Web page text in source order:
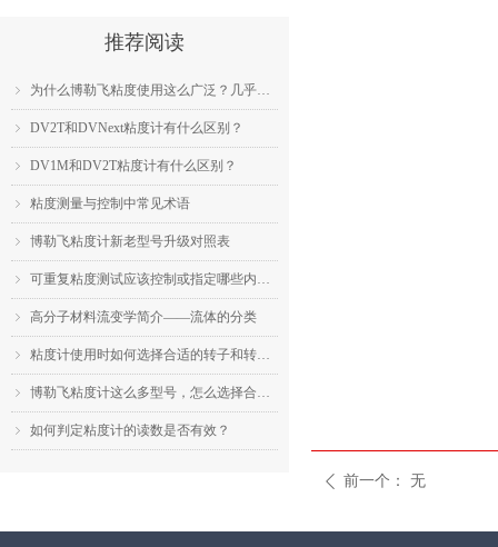
ꄴ 前一个： 无
ꁇ 为什么博勒飞粘度使用这么广泛？几乎成为了行业标准？
ꁇ DV2T和DVNext粘度计有什么区别？
ꁇ DV1M和DV2T粘度计有什么区别？
ꁇ 粘度测量与控制中常见术语
ꁇ 博勒飞粘度计新老型号升级对照表
ꁇ 可重复粘度测试应该控制或指定哪些内容？
ꁇ 高分子材料流变学简介——流体的分类
ꁇ 粘度计使用时如何选择合适的转子和转速？
ꁇ 博勒飞粘度计这么多型号，怎么选择合适的机型？
ꁇ 如何判定粘度计的读数是否有效？
推荐阅读